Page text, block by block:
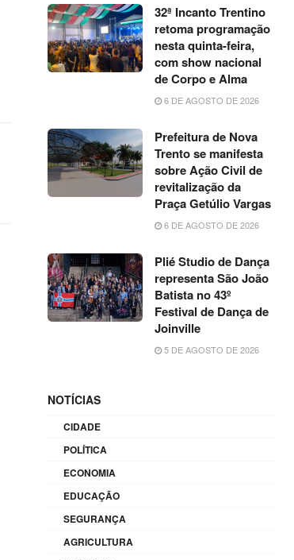
32ª Incanto Trentino
retoma programação
nesta quinta-feira,
com show nacional
de Corpo e Alma
6 DE AGOSTO DE 2026
Prefeitura de Nova
Trento se manifesta
sobre Ação Civil de
revitalização da
Praça Getúlio Vargas
6 DE AGOSTO DE 2026
Plié Studio de Dança
representa São João
Batista no 43º
Festival de Dança de
Joinville
5 DE AGOSTO DE 2026
NOTÍCIAS
CIDADE
POLÍTICA
ECONOMIA
EDUCAÇÃO
SEGURANÇA
AGRICULTURA